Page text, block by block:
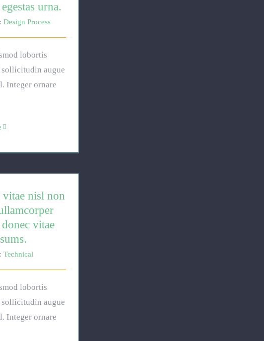
urna.
Design Process
lobortis
sollicitudin augue
Integer ornare
vitae nisl non
vitae
Technical
lobortis
sollicitudin augue
Integer ornare